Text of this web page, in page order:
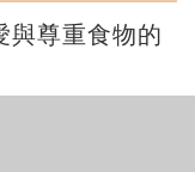
與尊重食物的